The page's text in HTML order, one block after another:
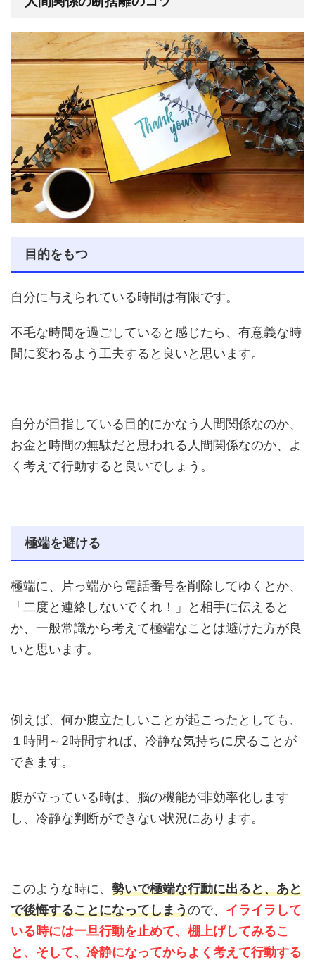
目的をもつ
自分に与えられている時間は有限です。
不毛な時間を過ごしていると感じたら、有意義な時
間に変わるよう工夫すると良いと思います。
自分が目指している目的にかなう人間関係なのか、
お金と時間の無駄だと思われる人間関係なのか、よ
く考えて行動すると良いでしょう。
極端を避ける
極端に、片っ端から電話番号を削除してゆくとか、
「二度と連絡しないでくれ！」と相手に伝えると
か、一般常識から考えて極端なことは避けた方が良
いと思います。
例えば、何か腹立たしいことが起こったとしても、
１時間～2時間すれば、冷静な気持ちに戻ることが
できます。
腹が立っている時は、脳の機能が非効率化します
し、冷静な判断ができない状況にあります。
このような時に、 勢いで極端な行動に出ると、あと
で後悔することになってしまうので、 イライラして
いる時には一旦行動を止めて、棚上げしてみるこ
と、そして、冷静になってからよく考えて行動する